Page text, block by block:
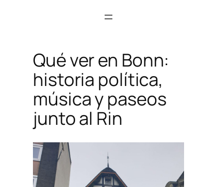
Qué ver en Bonn:
historia política,
música y paseos
junto al Rin